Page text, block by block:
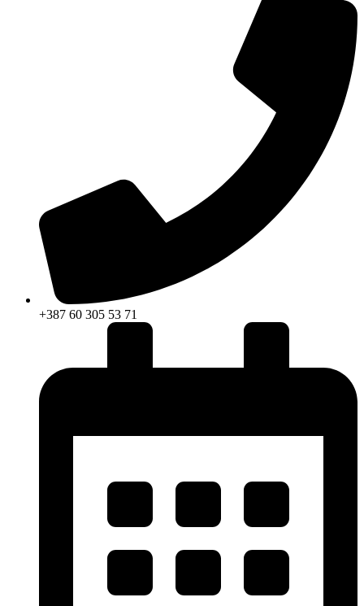
+387 60 305 53 71